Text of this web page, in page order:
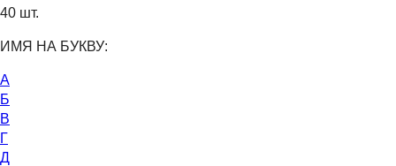
40 шт.
ИМЯ НА БУКВУ:
А
Б
В
Г
Д